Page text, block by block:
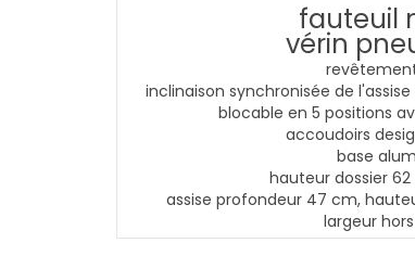
fauteuil
vérin
inclinaison synchronisée de
blocable en 5 positions
accoudoirs
base
hauteur dossier
assise profondeur 47 cm,
largeur